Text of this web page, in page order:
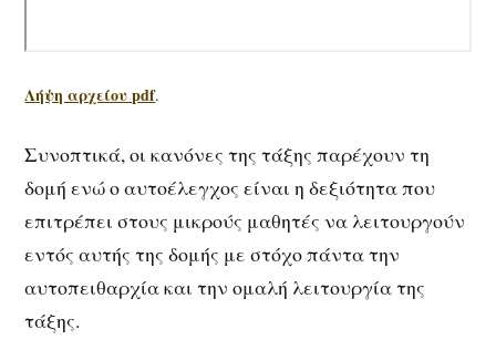
Λήψη αρχείου pdf.
Συνοπτικά, οι κανόνες της τάξης παρέχουν τη
δομή ενώ ο αυτοέλεγχος είναι η δεξιότητα που
επιτρέπει στους μικρούς μαθητές να λειτουργούν
εντός αυτής της δομής με στόχο πάντα την
αυτοπειθαρχία και την ομαλή λειτουργία της
τάξης.